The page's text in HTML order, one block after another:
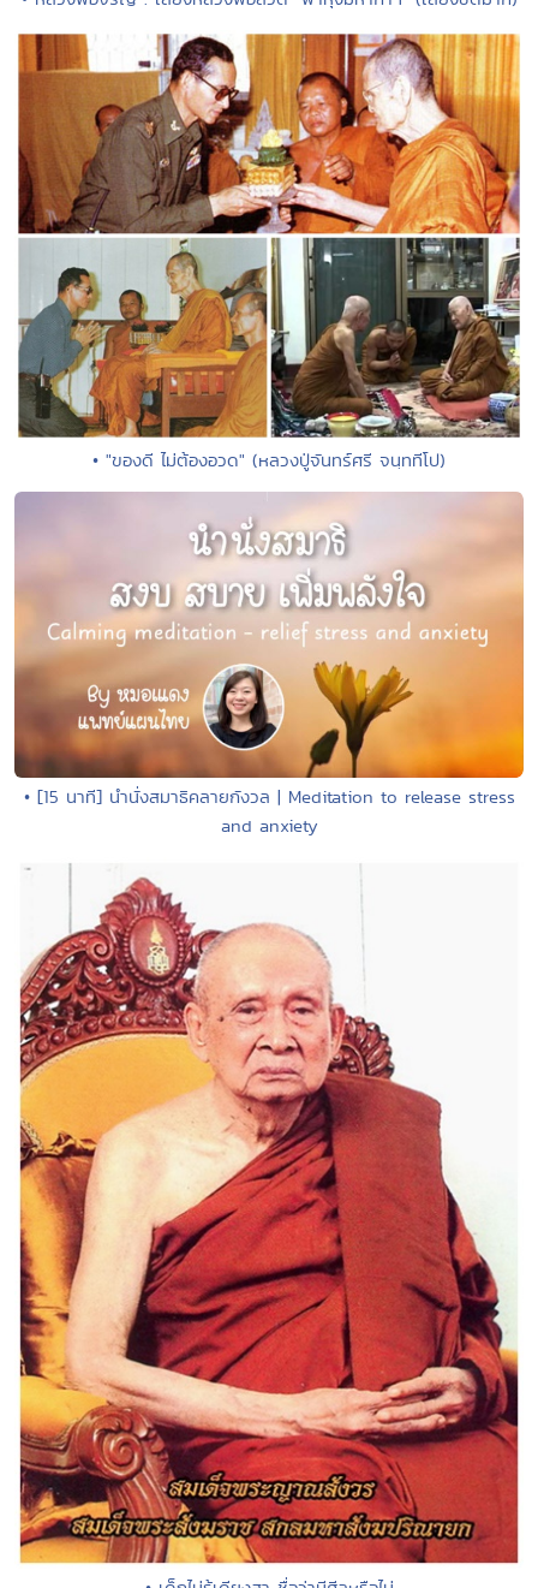
• "ของดี ไม่ต้องอวด" (หลวงปู่จันทร์ศรี จนฺททีโป)
• [15 นาที] นำนั่งสมาธิคลายกังวล | Meditation to release stress
and anxiety